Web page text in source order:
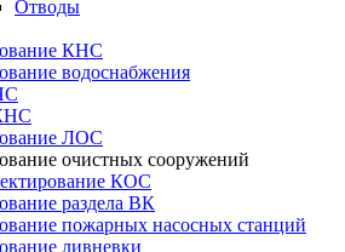
Отводы
КНС
водоснабжения
ЛОС
очистных сооружений
КОС
раздела ВК
пожарных насосных станций
ливневки